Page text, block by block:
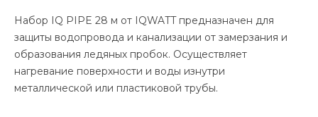
Набор IQ PIPE 28 м от IQWATT предназначен для
защиты водопровода и канализации от замерзания и
образования ледяных пробок. Осуществляет
нагревание поверхности и воды изнутри
металлической или пластиковой трубы.